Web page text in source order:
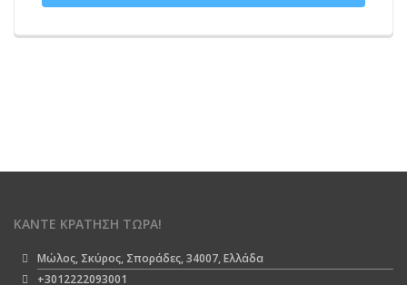
ΚΆΝΤΕ ΚΡΆΤΗΣΗ ΤΏΡΑ!
Μώλος, Σκύρος, Σποράδες, 34007, Ελλάδα
+3012222093001